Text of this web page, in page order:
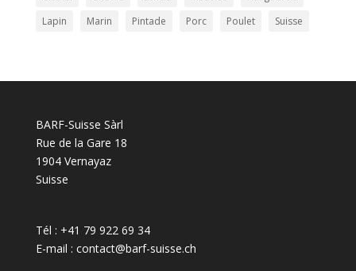
Lapin
Marin Pintade Porc Poulet Suisse
BARF-Suisse Sàrl
Rue de la Gare 18
1904 Vernayaz
Suisse
Tél : +41 79 922 69 34
E-mail : contact@barf-suisse.ch